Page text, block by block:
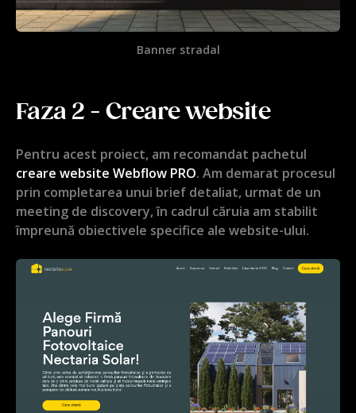
Banner stradal
Faza 2 - Creare website
Pentru acest proiect, am recomandat pachetul
creare website Webflow PRO. Am demarat procesul
prin completarea unui brief detaliat, urmat de un
meeting de discovery, în cadrul căruia am stabilit
împreună obiectivele specifice ale website-ului.